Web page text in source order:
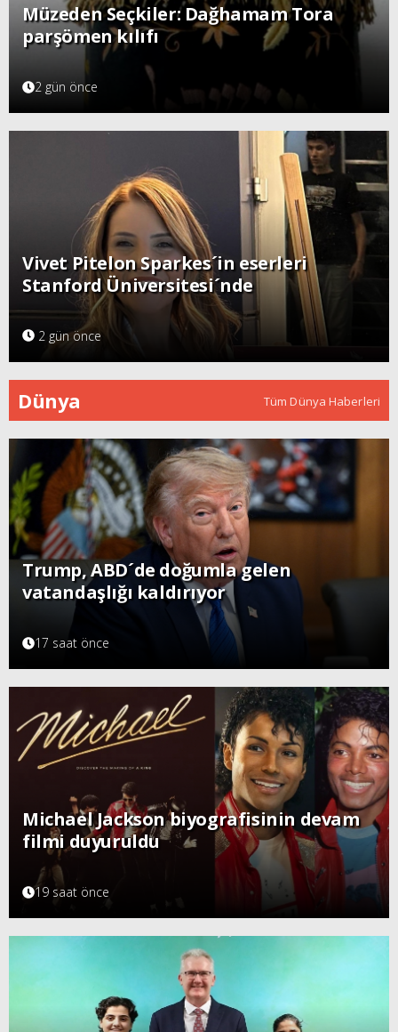
Müzeden Seçkiler: Dağhamam Tora
parşömen kılıfı
2 gün önce
Vivet Pitelon Sparkes´in eserleri
Stanford Üniversitesi´nde
2 gün önce
Dünya Tüm Dünya Haberleri
Trump, ABD´de doğumla gelen
vatandaşlığı kaldırıyor
17 saat önce
Michael Jackson biyografisinin devam
filmi duyuruldu
19 saat önce